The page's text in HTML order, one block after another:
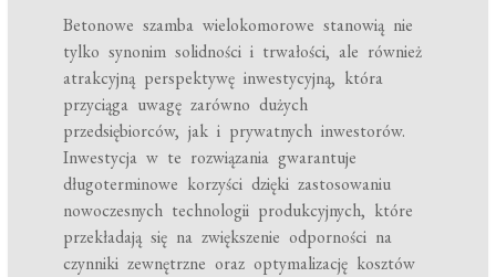
Betonowe szamba wielokomorowe stanowią nie
tylko synonim solidności i trwałości, ale również
atrakcyjną perspektywę inwestycyjną, która
przyciąga uwagę zarówno dużych
przedsiębiorców, jak i prywatnych inwestorów.
Inwestycja w te rozwiązania gwarantuje
długoterminowe korzyści dzięki zastosowaniu
nowoczesnych technologii produkcyjnych, które
przekładają się na zwiększenie odporności na
czynniki zewnętrzne oraz optymalizację kosztów